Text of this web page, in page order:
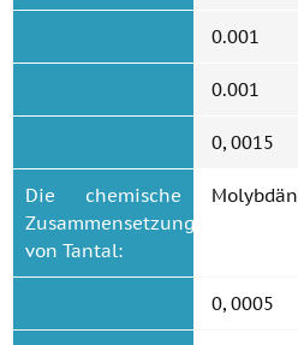
0.001
0.001
0, 0015
Die chemische
Zusammensetzung
von Tantal:
Molybdän
0, 0005